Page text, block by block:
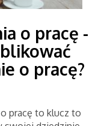
o pracę -
o pracę?
pracę to klucz to